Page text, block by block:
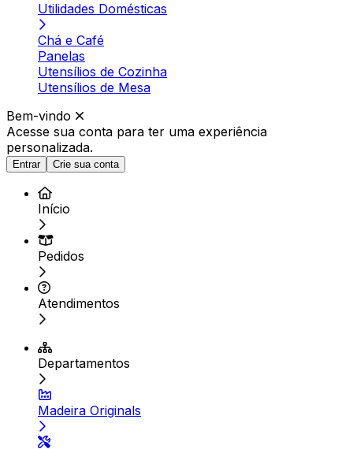
Utilidades Domésticas
Chá e Café
Panelas
Utensílios de Cozinha
Utensílios de Mesa
Bem-vindo
Acesse sua conta para ter uma experiência
personalizada.
Entrar Crie sua conta
Início
Pedidos
Atendimentos
Departamentos
Madeira Originals